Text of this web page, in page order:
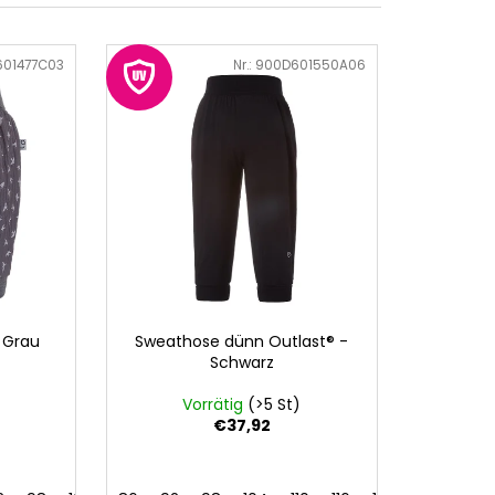
Sweathose dünn Outlast® -
Schwarz
Vorrätig (>5 St)
€37,92
Art.-Nr.: 900D601550A06